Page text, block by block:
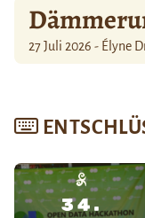
27 Juli 2026 - Élyne